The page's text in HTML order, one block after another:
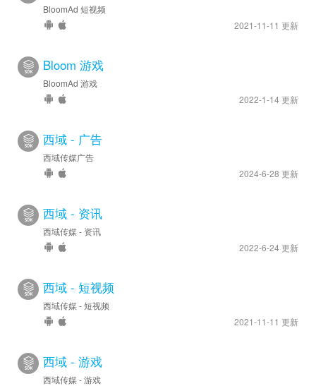
BloomAd 短视频
2021-11-11 更新
Bloom 游戏
BloomAd 游戏
2022-1-14 更新
西域 - 广告
西域传媒广告
2024-6-28 更新
西域 - 资讯
西域传媒 - 资讯
2022-6-24 更新
西域 - 短视频
西域传媒 - 短视频
2021-11-11 更新
西域 - 游戏
西域传媒 - 游戏